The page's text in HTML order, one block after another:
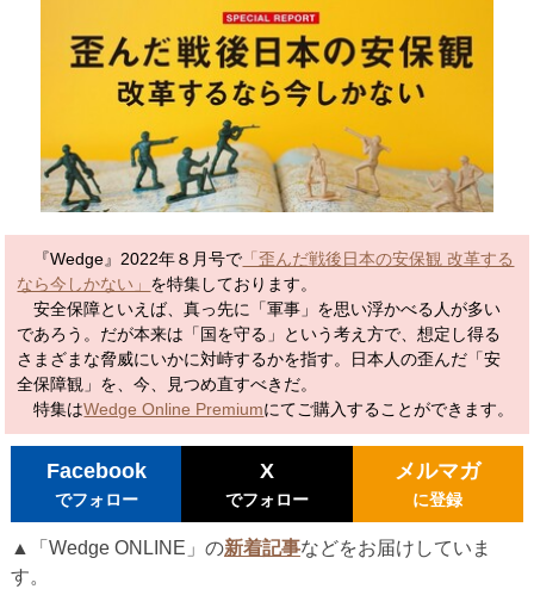
『Wedge』2022年８月号で 「歪んだ戦後日本の安保観 改革する
なら今しかない」 を特集しております。
安全保障といえば、真っ先に「軍事」を思い浮かべる人が多い
であろう。だが本来は「国を守る」という考え方で、想定し得る
さまざまな脅威にいかに対峙するかを指す。日本人の歪んだ「安
全保障観」を、今、見つめ直すべきだ。
特集はWedge Online Premiumにてご購入することができます。
Facebook
でフォロー
X
でフォロー
メルマガ
に登録
▲「Wedge ONLINE」の新着記事などをお届けしていま
す。